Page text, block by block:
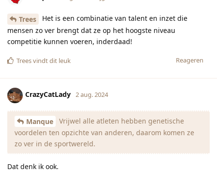
Trees
Het is een combinatie van talent en inzet die
mensen zo ver brengt dat ze op het hoogste niveau
competitie kunnen voeren, inderdaad!
Reageren
Treesvindt dit leuk
CrazyCatLady 2 aug. 2024
Manque
Vrijwel alle atleten hebben genetische
voordelen ten opzichte van anderen, daarom komen ze
zo ver in de sportwereld.
Dat denk ik ook.